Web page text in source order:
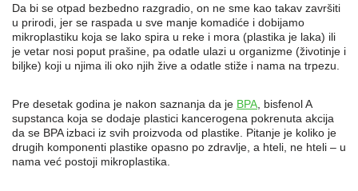
Da bi se otpad bezbedno razgradio, on ne sme kao takav završiti
u prirodi, jer se raspada u sve manje komadiće i dobijamo
mikroplastiku koja se lako spira u reke i mora (plastika je laka) ili
je vetar nosi poput prašine, pa odatle ulazi u organizme (životinje i
biljke) koji u njima ili oko njih žive a odatle stiže i nama na trpezu.
Pre desetak godina je nakon saznanja da je BPA , bisfenol A
supstanca koja se dodaje plastici kancerogena pokrenuta akcija
da se BPA izbaci iz svih proizvoda od plastike. Pitanje je koliko je
drugih komponenti plastike opasno po zdravlje, a hteli, ne hteli – u
nama već postoji mikroplastika.